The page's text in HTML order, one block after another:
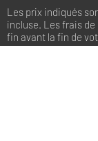
Les prix indiqués
incluse. Les frais
fin avant la fin de
charge du client